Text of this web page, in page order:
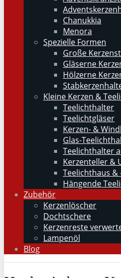
Chanukkia
Menora
Spezielle Formen
Große
Gläserne
Hölzerne
Kleine Kerzen &
Teelichthalter
Teelichtgläser
Kerzen- &
Glas-
Teelichthalter
Kerzenteller &
Teelichthaus &
Hängende
Zubehör
Kerzenlöscher
Dochtschere
Kerzenreste
Lampenöl
Blog